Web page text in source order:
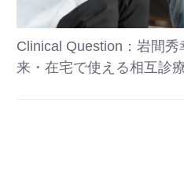
Clinical Question：岩間
来・在宅で使える相互診